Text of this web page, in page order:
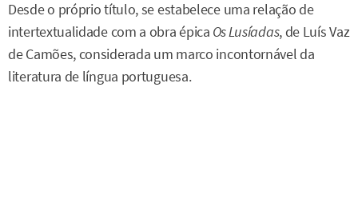
Desde o próprio título, se estabelece uma relação de
intertextualidade com a obra épica Os Lusíadas, de Luís Vaz
de Camões, considerada um marco incontornável da
literatura de língua portuguesa.